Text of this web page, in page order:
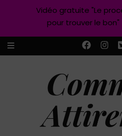
Vidéo gratuite "Le
pour trouver le bon"